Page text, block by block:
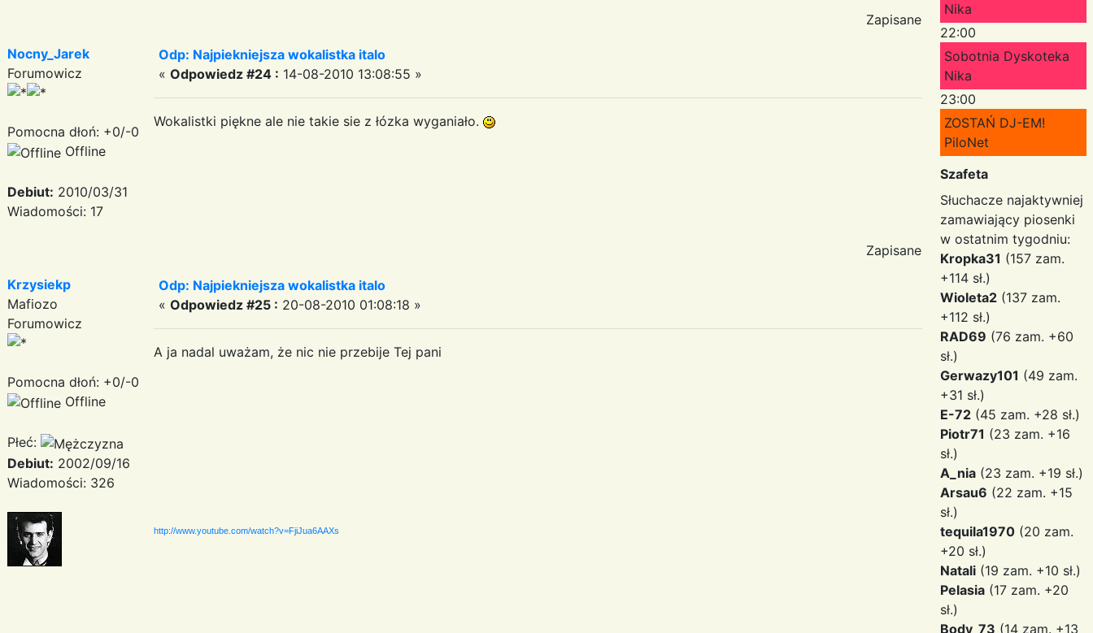
Zapisane
Nocny_Jarek
Forumowicz
Pomocna dłoń: +0/-0
Offline
Debiut: 2010/03/31
Wiadomości: 17
Odp: Najpiekniejsza wokalistka italo
« Odpowiedz #24 : 14-08-2010 13:08:55 »
Wokalistki piękne ale nie takie sie z łózka wyganiało.
Zapisane
Krzysiekp
Mafiozo
Forumowicz
Pomocna dłoń: +0/-0
Offline
Płeć:
Debiut: 2002/09/16
Wiadomości: 326
Odp: Najpiekniejsza wokalistka italo
« Odpowiedz #25 : 20-08-2010 01:08:18 »
A ja nadal uważam, że nic nie przebije Tej pani
http://www.youtube.com/watch?v=FjiJua6AAXs
Nika
22:00
Sobotnia Dyskoteka
Nika
23:00
ZOSTAŃ DJ-EM!
PiloNet
Szafeta
Słuchacze najaktywniej
zamawiający piosenki
w ostatnim tygodniu:
Kropka31 (157 zam.
+114 sł.)
Wioleta2 (137 zam.
+112 sł.)
RAD69 (76 zam. +60
sł.)
Gerwazy101 (49 zam.
+31 sł.)
E-72 (45 zam. +28 sł.)
Piotr71 (23 zam. +16
sł.)
A_nia (23 zam. +19 sł.)
Arsau6 (22 zam. +15
sł.)
tequila1970 (20 zam.
+20 sł.)
Natali (19 zam. +10 sł.)
Pelasia (17 zam. +20
sł.)
Body_73 (14 zam. +13